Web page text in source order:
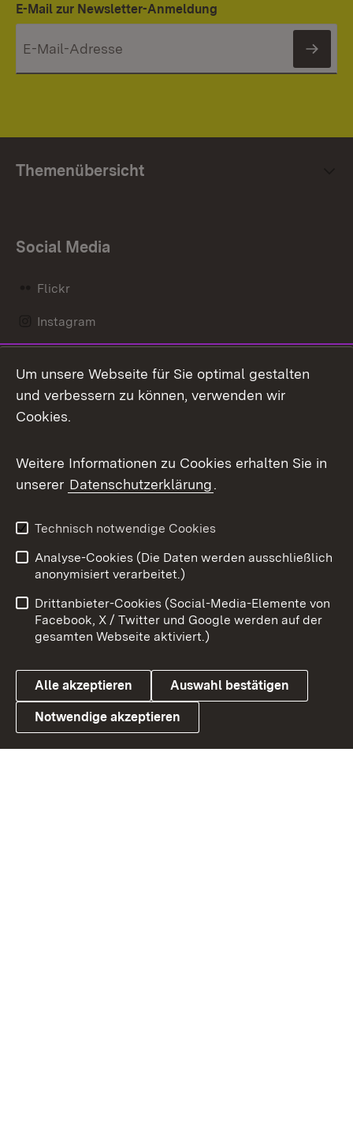
E-Mail zur Newsletter-Anmeldung
Themenübersicht
Social Media
Flickr
Instagram
Mastodon
Messenger
Social Wall
X / Twitter
Youtube
Link zum Landesportal
Benutzungshinweise
Barrierefreiheit
Datenschutz
Cookies
Um unsere Webseite für Sie optimal gestalten
und verbessern zu können, verwenden wir
Cookies.
Weitere Informationen zu Cookies erhalten Sie in
unserer Datenschutzerklärung.
Technisch notwendige Cookies
Analyse-Cookies (Die Daten werden ausschließlich
anonymisiert verarbeitet.)
Drittanbieter-Cookies (Social-Media-Elemente von
Facebook, X / Twitter und Google werden auf der
gesamten Webseite aktiviert.)
Alle akzeptieren Auswahl bestätigen
Notwendige akzeptieren